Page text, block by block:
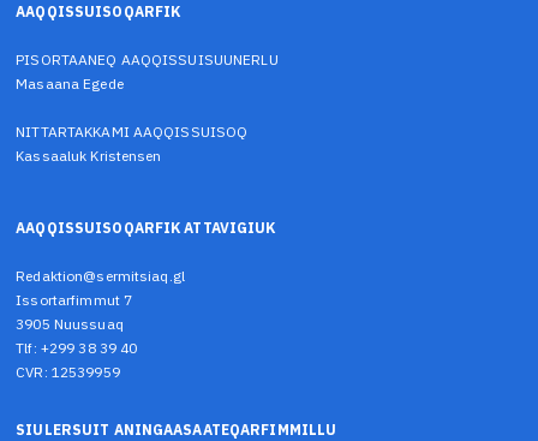
AAQQISSUISOQARFIK
PISORTAANEQ AAQQISSUISUUNERLU
Masaana Egede
NITTARTAKKAMI AAQQISSUISOQ
Kassaaluk Kristensen
AAQQISSUISOQARFIK ATTAVIGIUK
Redaktion@sermitsiaq.gl
Issortarfimmut 7
3905 Nuussuaq
Tlf: +299 38 39 40
CVR: 12539959
SIULERSUIT ANINGAASAATEQARFIMMILLU